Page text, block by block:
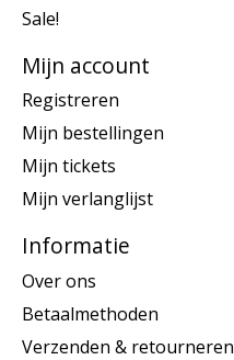
Sale!
Mijn account
Registreren
Mijn bestellingen
Mijn tickets
Mijn verlanglijst
Informatie
Over ons
Betaalmethoden
Verzenden & retourneren